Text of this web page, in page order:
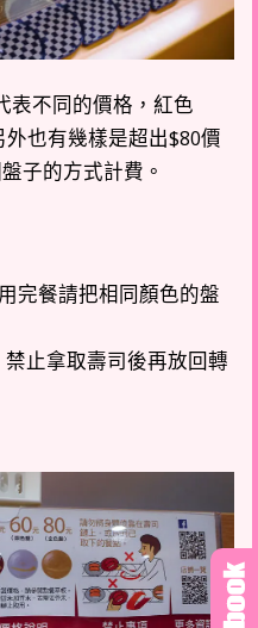
表不同的價格，紅色
也有幾樣是超出$80價
子的方式計費。
完餐請把相同顏色的盤
止拿取壽司後再放回轉